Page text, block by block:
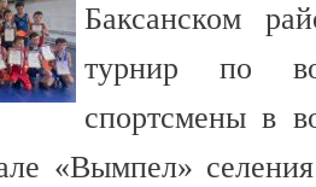
Баксанском
турнир по
спортсмены в
«Вымпел»